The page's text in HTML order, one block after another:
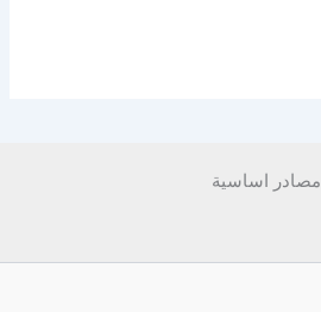
مصادر اساسية